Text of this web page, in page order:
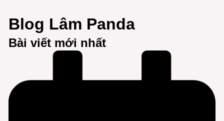
Blog Lâm Panda
Bài viết mới nhất